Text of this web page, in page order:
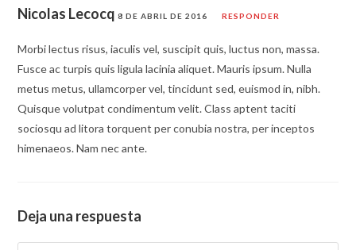
Nicolas Lecocq 8 DE ABRIL DE 2016 RESPONDER
Morbi lectus risus, iaculis vel, suscipit quis, luctus non, massa.
Fusce ac turpis quis ligula lacinia aliquet. Mauris ipsum. Nulla
metus metus, ullamcorper vel, tincidunt sed, euismod in, nibh.
Quisque volutpat condimentum velit. Class aptent taciti
sociosqu ad litora torquent per conubia nostra, per inceptos
himenaeos. Nam nec ante.
Deja una respuesta